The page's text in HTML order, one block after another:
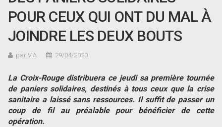
POUR CEUX QUI ONT DU MAL À
JOINDRE LES DEUX BOUTS
par V.A 29/04/2020
La Croix-Rouge distribuera ce jeudi sa première tournée
de paniers solidaires, destinés à tous ceux que la crise
sanitaire a laissé sans ressources. Il suffit de passer un
coup de fil au préalable pour bénéficier de cette
opération.